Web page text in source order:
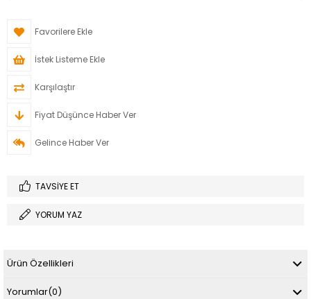
Favorilere Ekle
İstek Listeme Ekle
Karşılaştır
Fiyat Düşünce Haber Ver
Gelince Haber Ver
TAVSIYE ET
YORUM YAZ
Ürün Özellikleri
Yorumlar(0)